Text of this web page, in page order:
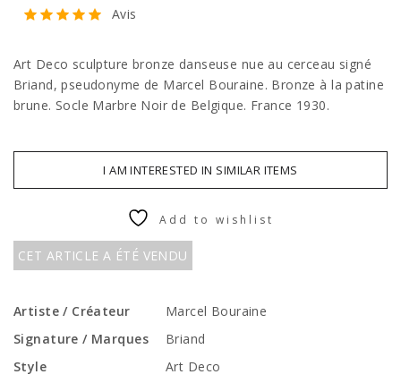
Avis
Art Deco sculpture bronze danseuse nue au cerceau signé
Briand, pseudonyme de Marcel Bouraine. Bronze à la patine
brune. Socle Marbre Noir de Belgique. France 1930.
I AM INTERESTED IN SIMILAR ITEMS
CET ARTICLE A ÉTÉ VENDU
Add to wishlist
Artiste / Créateur
Marcel Bouraine
Signature / Marques
Briand
Style
Art Deco